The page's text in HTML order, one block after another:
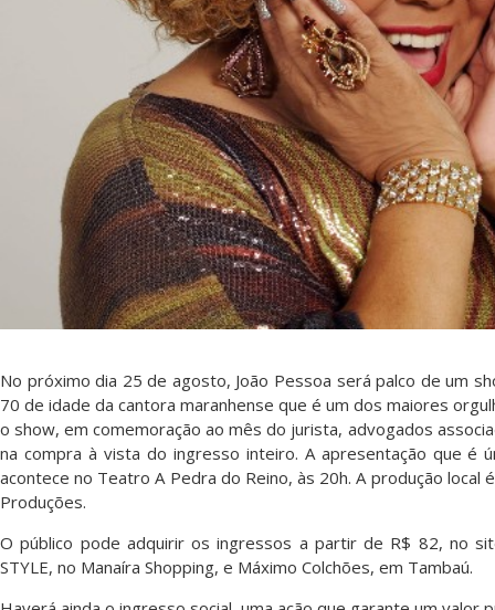
No próximo dia 25 de agosto, João Pessoa será palco de um
70 de idade da cantora maranhense que é um dos maiores
o show, em comemoração ao mês do jurista, advogados
na compra à vista do ingresso inteiro. A apresentação que é
acontece no Teatro A Pedra do Reino, às 20h. A produção local
Produções.
O público pode adquirir os ingressos a partir de R$ 82, no
STYLE, no Manaíra Shopping, e Máximo Colchões, em Tambaú.